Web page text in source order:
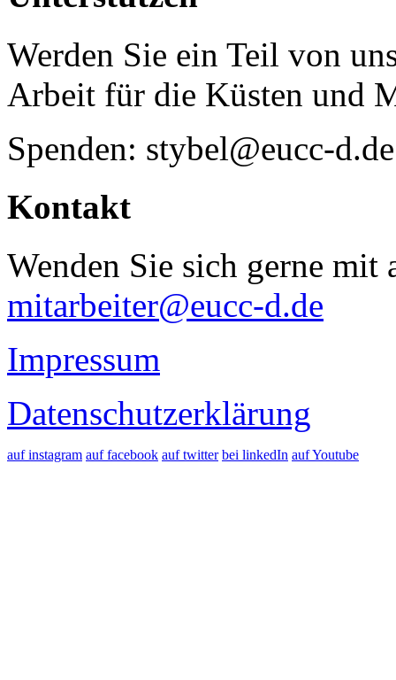
Werden Sie ein Teil von
Arbeit für die Küsten und
Spenden: stybel@eucc-d.de
Kontakt
Wenden Sie sich gerne mit
mitarbeiter@eucc-d.de
Impressum
Datenschutzerklärung
auf instagram auf facebook auf twitter bei linkedIn auf Youtube